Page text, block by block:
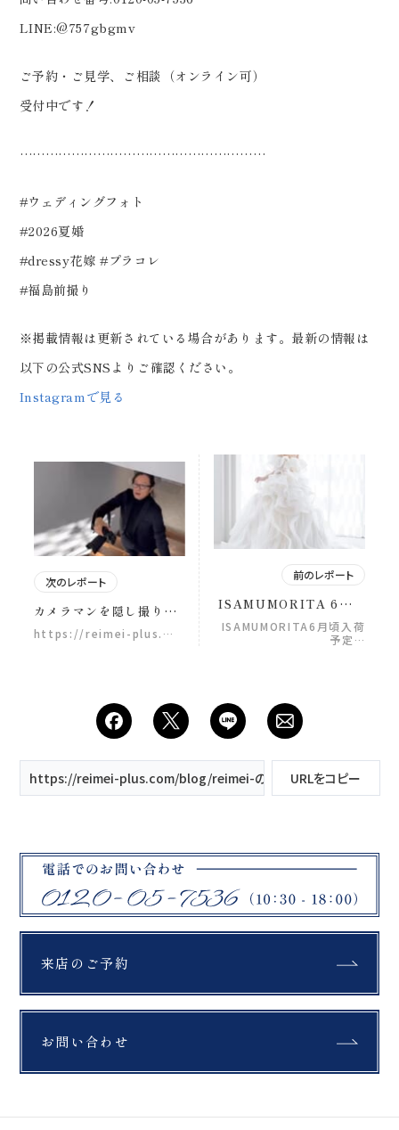
LINE:@757gbgmv
ご予約・ご見学、ご相談（オンライン可）
受付中です！
…………………………………………………
#ウェディングフォト
#2026夏婚
#dressy花嫁 #プラコレ
#福島前撮り
※掲載情報は更新されている場合があります。最新の情報は
以下の公式SNSよりご確認ください。
Instagramで見る
次のレポート
カメラマンを隠し撮りし
てみた集📸 撮影に集中し
ているカメラマン。 実は
アメイクと漫才してる？
なんて場面も…笑 カメラ
マンによって個性もさま
誰とでも仲良くなっちゃ
うカメラマン、 突然「か
るカメラマンなどなど…
一見真面目そうに見えて
ばかりです！ ぜひ撮影の
ときは たくさんツッコん
でみてくださいね🤍 カメ
_________________
fantastic. 最高の人生
を、ともに。 ウェディン
「ReiMei+」 場所:福島
1 問い合わせ番号:0120-
https://reimei-plus.…
前のレポート
ISAMUMORITA 6月頃
入荷予定
ISAMUMORITA6月頃入荷
予定…
https://reimei-plus.com/blog/reimei-の夏、もうすぐそこに。-まぶ
URLをコピー
来店のご予約
お問い合わせ